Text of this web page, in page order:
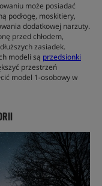
może posiadać
podłogę, moskitiery,
dodatkowej narzuty.
przed chłodem,
zasiadek.
modeli są przedsionki
przestrzeń
model 1-osobowy w